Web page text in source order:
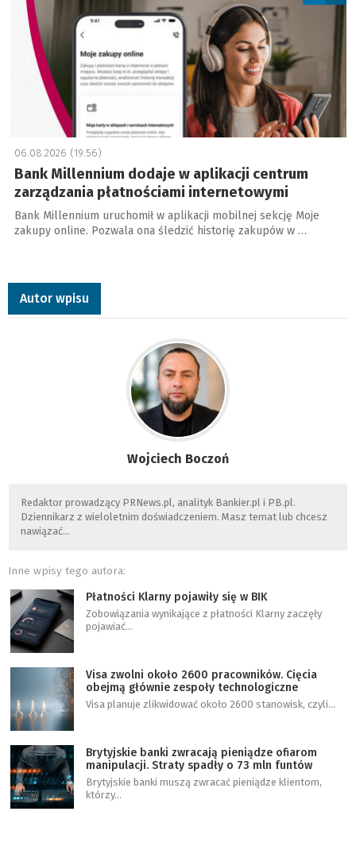
06.08.2026 (19:56)
Bank Millennium dodaje w aplikacji centrum
zarządzania płatnościami internetowymi
Bank Millennium uruchomił w aplikacji mobilnej sekcję Moje
zakupy online. Pozwala ona śledzić historię zakupów w …
Autor wpisu
Wojciech Boczoń
Redaktor prowadzący PRNews.pl, analityk Bankier.pl i PB.pl.
Dziennikarz z wieloletnim doświadczeniem. Masz temat lub chcesz
nawiązać…
Inne wpisy tego autora:
Płatności Klarny pojawiły się w BIK
Zobowiązania wynikające z płatności Klarny zaczęły
pojawiać…
Visa zwolni około 2600 pracowników. Cięcia
obejmą głównie zespoły technologiczne
Visa planuje zlikwidować około 2600 stanowisk, czyli…
Brytyjskie banki zwracają pieniądze ofiarom
manipulacji. Straty spadły o 73 mln funtów
Brytyjskie banki muszą zwracać pieniądze klientom,
którzy…